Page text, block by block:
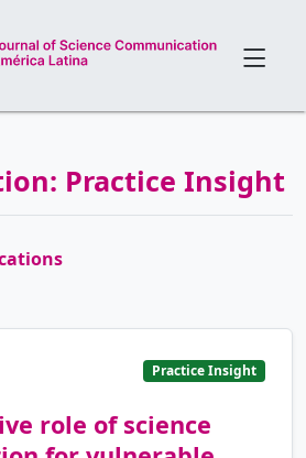
Practice Insight
Practice Insight
role of science